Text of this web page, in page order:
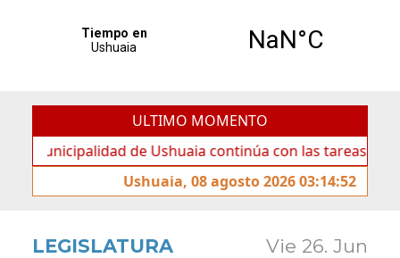
ULTIMO MOMENTO
de Ushuaia continúa con las tareas de
Ushuaia, 08 agosto 2026 03:14:52
LEGISLATURA Vie 26. Jun